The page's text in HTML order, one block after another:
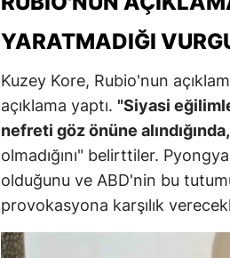
YARATMADIĞI
Kuzey Kore, Rubio'nun
açıklama yaptı. "Siyasi
nefreti göz önüne alındığında,
olmadığını" belirttiler.
olduğunu ve ABD'nin bu
provokasyona karşılık